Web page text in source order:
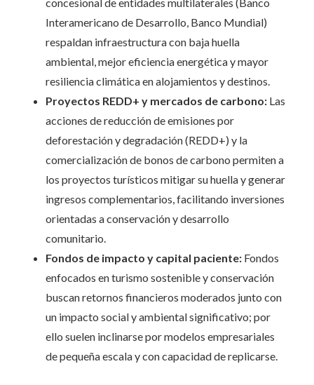
Interamericano de Desarrollo, Banco Mundial)
respaldan infraestructura con baja huella
ambiental, mejor eficiencia energética y mayor
resiliencia climática en alojamientos y destinos.
Proyectos REDD+ y mercados de carbono: Las
acciones de reducción de emisiones por
deforestación y degradación (REDD+) y la
comercialización de bonos de carbono permiten a
los proyectos turísticos mitigar su huella y generar
ingresos complementarios, facilitando inversiones
orientadas a conservación y desarrollo
comunitario.
Fondos de impacto y capital paciente: Fondos
enfocados en turismo sostenible y conservación
buscan retornos financieros moderados junto con
un impacto social y ambiental significativo; por
ello suelen inclinarse por modelos empresariales
de pequeña escala y con capacidad de replicarse.